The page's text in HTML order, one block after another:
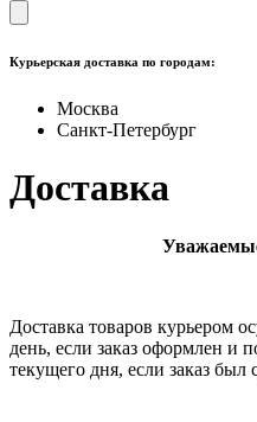
Курьерская доставка по городам:
Москва
Санкт-Петербург
Доставка
Доставка товаров курьером
день, если заказ оформлен и
текущего дня, если заказ был